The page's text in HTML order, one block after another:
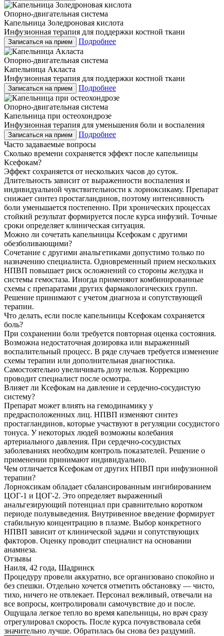
Опорно-двигательная система
Капельница Золедроновая кислота
Инфузионная терапия для поддержки костной ткани
Записаться на прием Подробнее
Опорно-двигательная система
Капельница Акласта
Инфузионная терапия для поддержки костной ткани
Записаться на прием Подробнее
Опорно-двигательная система
Капельница при остеохондрозе
Инфузионная терапия для уменьшения боли и воспаления
Записаться на прием
Подробнее
Часто задаваемые вопросы
Сколько времени сохраняется эффект после капельницы
Ксефокам?
Эффект сохраняется от нескольких часов до суток.
Длительность зависит от выраженности воспаления и
индивидуальной чувствительности к лорноксикаму. Препарат
снижает синтез простагландинов, поэтому интенсивность
боли уменьшается постепенно. При хронических процессах
стойкий результат формируется после курса инфузий. Точные
сроки определяет клиническая ситуация.
Можно ли сочетать капельницы Ксефокам с другими
обезболивающими?
Сочетание с другими анальгетиками допустимо только по
назначению специалиста. Одновременный прием нескольких
НПВП повышает риск осложнений со стороны желудка и
системы гемостаза. Иногда применяют комбинированные
схемы с препаратами других фармакологических групп.
Решение принимают с учетом диагноза и сопутствующей
терапии.
Что делать, если после капельницы Ксефокам сохраняется
боль?
При сохранении боли требуется повторная оценка состояния.
Возможна недостаточная дозировка или выраженный
воспалительный процесс. В ряде случаев требуется изменение
схемы терапии или дополнительная диагностика.
Самостоятельно увеличивать дозу нельзя. Коррекцию
проводит специалист после осмотра.
Влияет ли Ксефокам на давление и сердечно-сосудистую
систему?
Препарат может влиять на гемодинамику у
предрасположенных лиц. НПВП изменяют синтез
простагландинов, которые участвуют в регуляции сосудистого
тонуса. У некоторых людей возможны колебания
артериального давления. При сердечно‑сосудистых
заболеваниях необходим контроль показателей. Решение о
применении принимают индивидуально.
Чем отличается Ксефокам от других НПВП при инфузионной
терапии?
Лорноксикам обладает сбалансированным ингибированием
ЦОГ‑1 и ЦОГ‑2. Это определяет выраженный
анальгезирующий потенциал при сравнительно коротком
периоде полувыведения. Внутривенное введение формирует
стабильную концентрацию в плазме. Выбор конкретного
НПВП зависит от клинической задачи и сопутствующих
факторов. Оценку проводит специалист на основании
анамнеза.
Отзывы
Наиля, 42 года, Шадринск
Процедуру провели аккуратно, все организовано спокойно и
без спешки. Отдельно хочется отметить обстановку — чисто,
тихо, ничего не отвлекает. Персонал вежливый, отвечали на
все вопросы, контролировали самочувствие до и после.
Ощущала легкое тепло во время капельницы, но врач сразу
отрегулировал скорость. После курса почувствовала себя
значительно лучше. Обратилась бы снова без раздумий.